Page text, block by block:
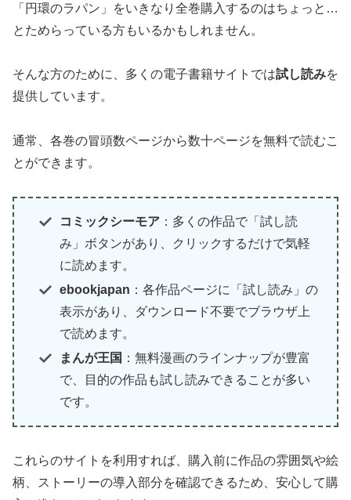
「円環のラパン」をいきなり全巻購入するのはちょっと…
とためらっている方もいるかもしれません。
そんな方のために、多くの電子書籍サイトでは試し読みを
提供しています。
通常、各巻の冒頭数ページから数十ページを無料で読むこ
とができます。
コミックシーモア：多くの作品で「試し読
み」ボタンがあり、クリックするだけで気軽
に読めます。
ebookjapan ：各作品ページに「試し読み」の
表示があり、ダウンロード不要でブラウザ上
で読めます。
まんが王国 ：無料漫画のラインナップが豊富
で、目的の作品も試し読みできることが多い
です。
これらのサイトを利用すれば、購入前に作品の雰囲気や絵
柄、ストーリーの導入部分を確認できるため、安心して購